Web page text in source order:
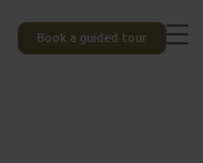
Book a guided tour